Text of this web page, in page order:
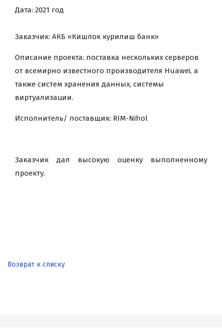
Дата: 2021 год
Заказчик: АКБ «Кишлок курилиш банк»
Описание проекта: поставка нескольких серверов
от всемирно известного производителя Huawei, а
также систем хранения данных, системы
виртуализации.
Исполнитель/ поставщик: RIM-Nihol
Заказчик дал высокую оценку выполненному
проекту.
Возврат к списку